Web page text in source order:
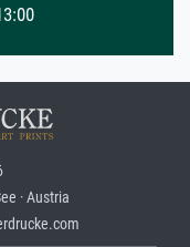
· Austria